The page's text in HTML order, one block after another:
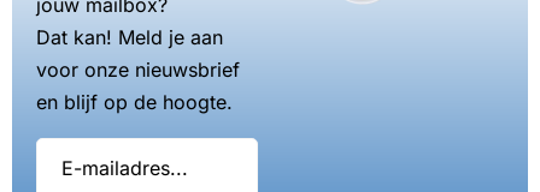
Dat kan! Meld je aan
voor onze nieuwsbrief
en blijf op de hoogte.